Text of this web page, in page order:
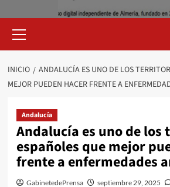
primario
INICIO
ANDALUCÍA ES UNO DE LOS
MEJOR PUEDEN HACER FRENTE A
Andalucía
Andalucía es uno de
españoles que mejor
frente a enfermedades
GabinetedePrensa septiembre 29, 2025